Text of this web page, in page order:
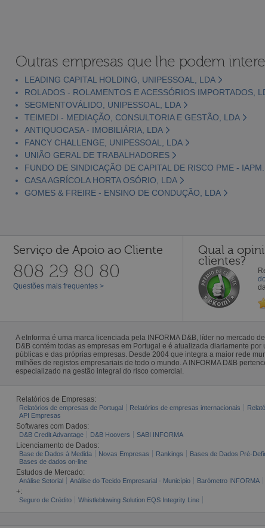
Outras empresas que lhe podem
LEADING CAPITAL HOLDING, UNIPESSOAL, LDA
ROLADOS - ROLAMENTOS E ACESSÓRIOS IMPORTADOS,
SEGMENTOVÁLIDO, UNIPESSOAL, LDA
TEIMEDI - MEDIAÇÃO, CONSULTORIA E GESTÃO, LDA
ANTIQUOCASA - IMOBILIÁRIA, LDA
FANCY CHALLENGE, UNIPESSOAL, LDA
UNIÃO GERAL DE TRABALHADORES
FUNDO DE SINDICAÇÃO DE CAPITAL DE RISCO PME - IAPM...
CASA AGRÍCOLA HORTA OSÓRIO, LDA
GOMES & FREIRE - ENSINO DE CONDUÇÃO, LDA
Serviço de Apoio ao Cliente
808 29 80 80
Questões mais frequentes >
Qual a
clientes?
A eInforma é uma marca licenciada pela INFORMA D&B, líder no mercado
D&B contém todas as empresas em Portugal e é atualizada diariamente
públicas e das próprias empresas. Desde 2004 que integra a maior rede
milhões de registos empresariais de todo o mundo. A INFORMA D&B
especializado na gestão integral do risco comercial.
Relatórios de Empresas:
Relatórios de empresas de Portugal Relatórios de empresas internacionais
API Empresas
Softwares com Dados:
D&B Credit Advantage D&B Hoovers SABI INFORMA
Licenciamento de Dados:
Base de Dados à Medida Novas Empresas Rankings Bases de Dados Pré-
Bases de dados on-line
Estudos de Mercado:
Análise Setorial Análise do Tecido Empresarial - Município Barómetro INFORMA
+:
Seguro de Crédito Whistleblowing Solution EQS Integrity Line